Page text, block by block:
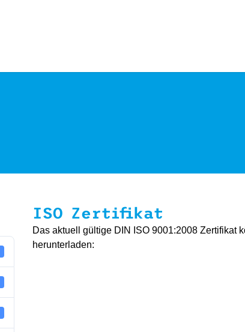
ISO Zertifikat
Das aktuell gültige DIN ISO 9001:2008 Zertifikat
herunterladen: